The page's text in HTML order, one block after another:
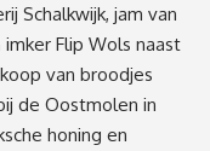
Schalkwijk, jam van
Flip Wols naast
van broodjes
de Oostmolen in
honing en